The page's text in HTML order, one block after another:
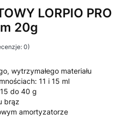
LORPIO PRO
20g
0)
wytrzymałego materiału
11 i 15 ml
do 40 g
brąz
amortyzatorze